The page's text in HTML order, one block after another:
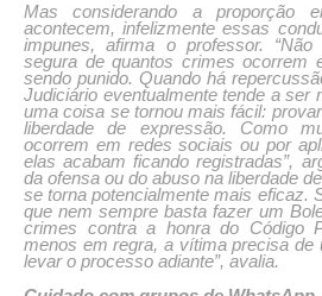
Mas considerando a proporção
acontecem, infelizmente essas
impunes, afirma o professor.
segura de quantos crimes ocorrem
sendo punido. Quando há
Judiciário eventualmente tende a ser
uma coisa se tornou mais fácil:
liberdade de expressão. Como
ocorrem em redes sociais ou por
elas acabam ficando registradas”,
da ofensa ou do abuso na liberdade
se torna potencialmente mais eficaz.
que nem sempre basta fazer um
crimes contra a honra do Código
menos em regra, a vítima precisa de
levar o processo adiante”, avalia.